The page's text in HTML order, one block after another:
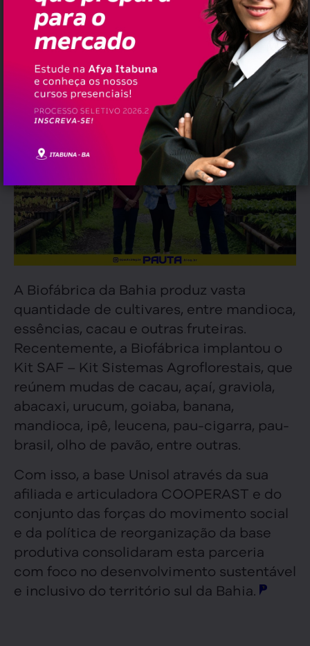
banco de dados e conhecimentos em
protocolos técnicos e científicos
certificados por órgãos renomados.
A Biofábrica da Bahia produz vasta
quantidade de cultivares, entre mandioca,
essências, cacau e outras fruteiras.
Recentemente, a Biofábrica implantou o
Kit SAF – Kit Sistemas Agroflorestais, que
reúnem mudas de cacau, açaí, graviola,
abacaxi, urucum, goiaba, banana,
mandioca, ipê, leucena, pau-cigarra, pau-
brasil, olho de pavão, entre outras.
Com isso, a base Unisol através da sua
afiliada e articuladora COOPERAST e do
conjunto das forças do movimento social
e da política de reorganização da base
produtiva consolidaram esta parceria
com foco no desenvolvimento sustentável
e inclusivo do território sul da Bahia.